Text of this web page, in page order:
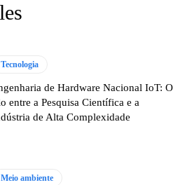
Tecnologia
de Hardware Nacional IoT: O
entre a Pesquisa Científica e a
de Alta Complexidade
Meio ambiente